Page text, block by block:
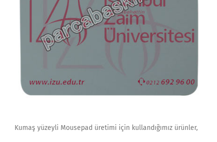
Kumaş yüzeyli Mousepad üretimi için kullandığımız ürünler,